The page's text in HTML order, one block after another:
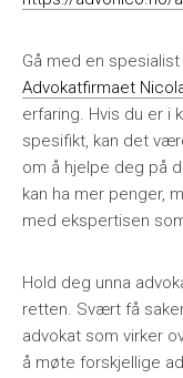
Gå med en
Advokatfirmaet
erfaring. Hvis du er i
spesifikt, kan det
om å hjelpe deg på
kan ha mer penger,
med ekspertisen
Hold deg unna
retten. Svært få
advokat som virker
å møte forskjellige